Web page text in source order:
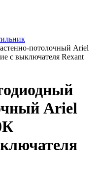
потолочный Ariel
с выключателя Rexant
Ariel